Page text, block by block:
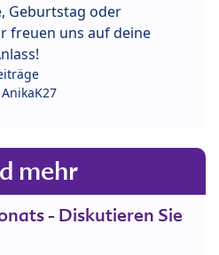
Geburtstag oder
freuen uns auf deine
AnikaK27
mehr
- Diskutieren Sie